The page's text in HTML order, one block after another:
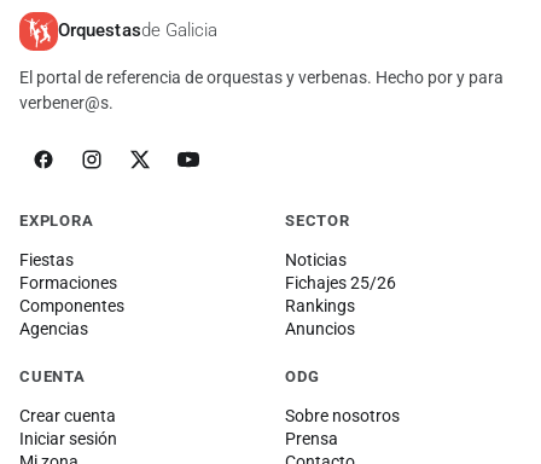
Orquestasde Galicia
El portal de referencia de orquestas y verbenas. Hecho por y para
verbener@s.
EXPLORA
Fiestas
Formaciones
Componentes
Agencias
SECTOR
Noticias
Fichajes 25/26
Rankings
Anuncios
CUENTA
Crear cuenta
Iniciar sesión
ODG
Sobre nosotros
Prensa